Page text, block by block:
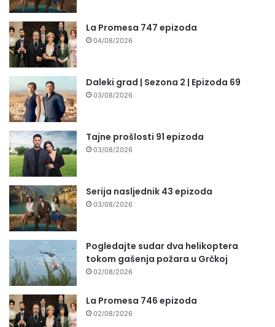
La Promesa 747 epizoda
04/08/2026
Daleki grad | Sezona 2 | Epizoda 69
03/08/2026
Tajne prošlosti 91 epizoda
03/08/2026
Serija nasljednik 43 epizoda
03/08/2026
Pogledajte sudar dva helikoptera
tokom gašenja požara u Grčkoj
02/08/2026
La Promesa 746 epizoda
02/08/2026